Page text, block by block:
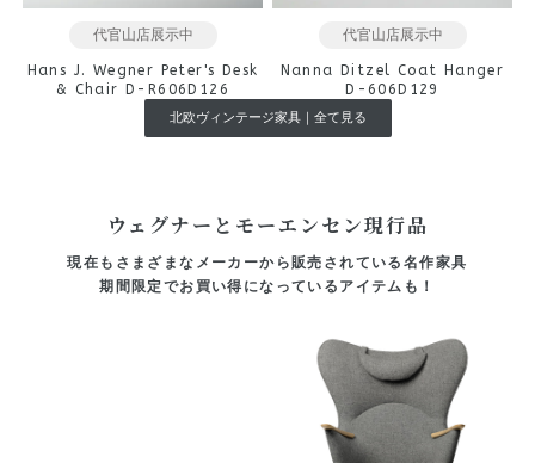
代官山店展示中
Hans J. Wegner Peter's Desk
& Chair D-R606D126
代官山店展示中
Nanna Ditzel Coat Hanger
D-606D129
北欧ヴィンテージ家具｜全て見る
ウェグナーとモーエンセン現行品
現在もさまざまなメーカーから販売されている名作家具
期間限定でお買い得になっているアイテムも！